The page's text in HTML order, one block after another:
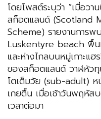
โดยโพสต์ระบุว่า “เมื่อวา
สก็อตแลนด์ (Scotland
Scheme) รายงานการพ
Luskentyre beach พื้น
และห่างไกลบนหมู่เกาะแ
ของสก็อตแลนด์ วาฬหัว
โตเต็มวัย (sub-adult)
เกยตื้น เมื่อเช้าวันพฤหัส
เวลาต่อมา